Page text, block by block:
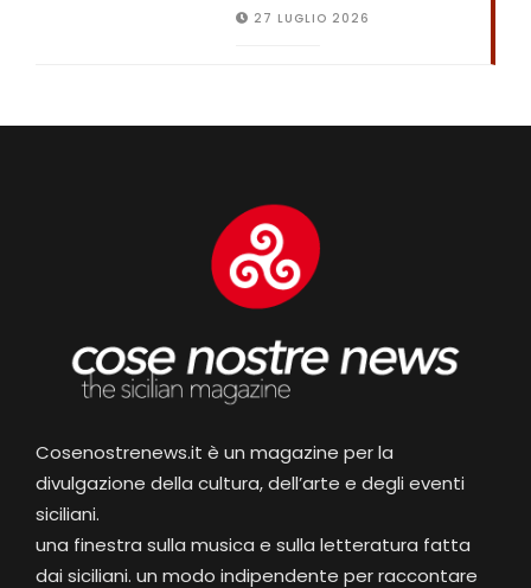
27 LUGLIO 2026
Cosenostrenews.it è un magazine per la
divulgazione della cultura, dell’arte e degli eventi
siciliani.
una finestra sulla musica e sulla letteratura fatta
dai siciliani. un modo indipendente per raccontare